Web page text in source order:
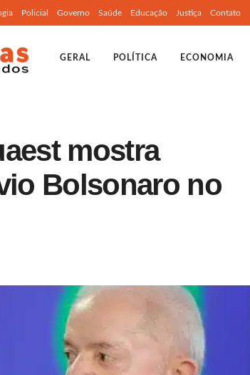
Policial Governo Saúde Educação Justiça Contato
GERAL POLÍTICA ECONOMIA
mostra
Bolsonaro no